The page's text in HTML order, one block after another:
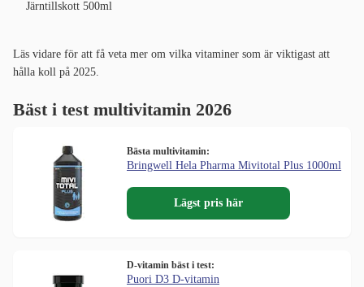
Järntillskott 500ml
Läs vidare för att få veta mer om vilka vitaminer som är viktigast att
hålla koll på 2025.
Bäst i test multivitamin 2026
Bästa multivitamin:
Bringwell Hela Pharma Mivitotal Plus 1000ml
Lägst pris här
D-vitamin bäst i test:
Puori D3 D-vitamin